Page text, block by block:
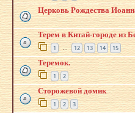
Церковь Рождества
Терем в Китай-городе из
1 … 12 13 14 15
Теремок.
1 2
Сторожевой домик
1 2 3